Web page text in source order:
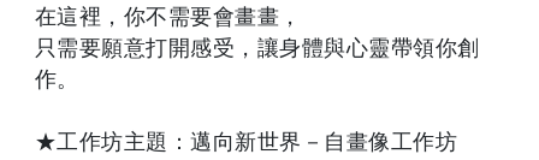
在這裡，你不需要會畫畫，
只需要願意打開感受，讓身體與心靈帶領你創
作。
★工作坊主題：邁向新世界－自畫像工作坊